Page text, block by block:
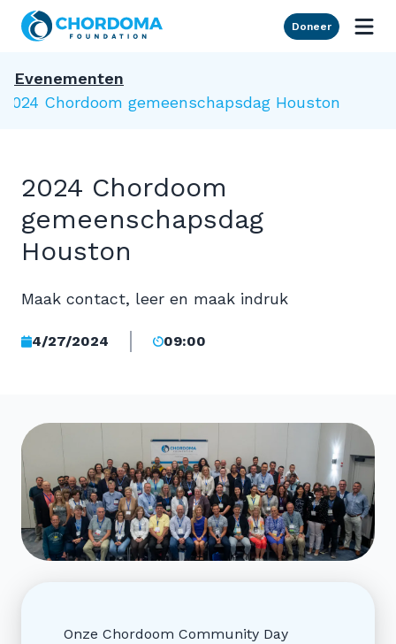
Skip to Main Content
Doneer
Evenementen
2024 Chordoom gemeenschapsdag Houston
2024 Chordoom
gemeenschapsdag
Houston
Maak contact, leer en maak indruk
4/27/2024 09:00
Onze Chordoom Community Day